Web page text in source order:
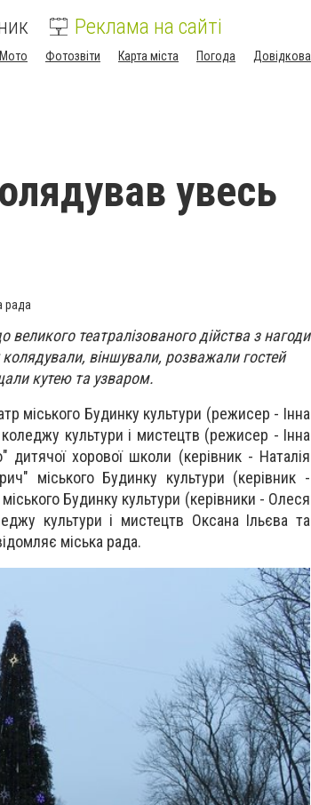
Реклама на сайті
Фотозвіти Карта міста Погода
Довідкова
увесь
рада
театралізованого дійства з нагоди
віншували, розважали гостей
кутею та узваром.
міського Будинку культури (режисер - Інна
культури і мистецтв (режисер - Інна
дитячої хорової школи (керівник - Наталія
міського Будинку культури (керівник -
Будинку культури (керівники - Олеся
культури і мистецтв Оксана Ільєва та
міська рада.